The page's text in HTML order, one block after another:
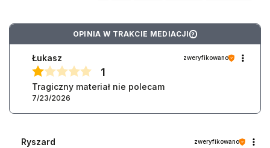
OPINIA W TRAKCIE MEDIACJI ?
Łukasz zweryfikowano
1
Tragiczny materiał nie polecam
7/23/2026
Ryszard zweryfikowano